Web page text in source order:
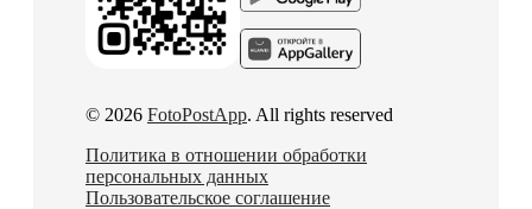
© 2026 FotoPostApp. All rights reserved
Политика в отношении обработки
персональных данных
Пользовательское соглашение